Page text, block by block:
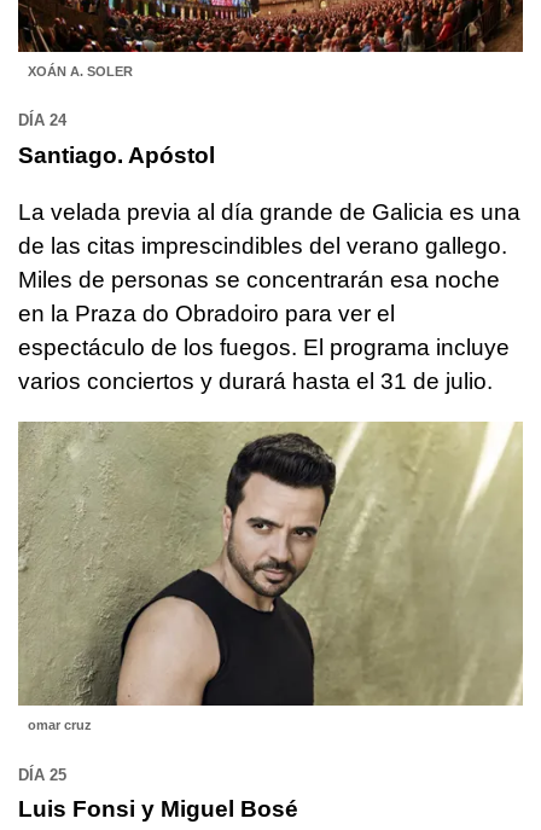
XOÁN A. SOLER
DÍA 24
Santiago. Apóstol
La velada previa al día grande de Galicia es una
de las citas imprescindibles del verano gallego.
Miles de personas se concentrarán esa noche
en la Praza do Obradoiro para ver el
espectáculo de los fuegos. El programa incluye
varios conciertos y durará hasta el 31 de julio.
omar cruz
DÍA 25
Luis Fonsi y Miguel Bosé